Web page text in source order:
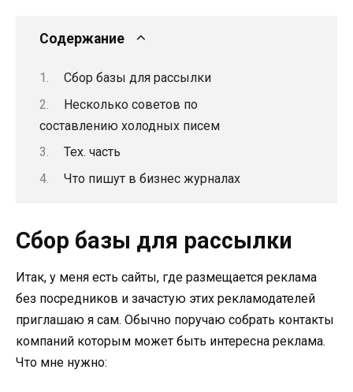
Содержание
Сбор базы для рассылки
Несколько советов по
составлению холодных писем
Тех. часть
Что пишут в бизнес журналах
Сбор базы для рассылки
Итак, у меня есть сайты, где размещается реклама
без посредников и зачастую этих рекламодателей
приглашаю я сам. Обычно поручаю собрать контакты
компаний которым может быть интересна реклама.
Что мне нужно: